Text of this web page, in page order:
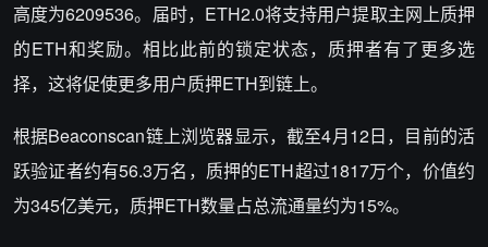
高度为6209536。届时，ETH2.0将支持用户提取主网上质押
的ETH和奖励。相比此前的锁定状态，质押者有了更多选
择，这将促使更多用户质押ETH到链上。
根据Beaconscan链上浏览器显示，截至4月12日，目前的活
跃验证者约有56.3万名，质押的ETH超过1817万个，价值约
为345亿美元，质押ETH数量占总流通量约为15%。